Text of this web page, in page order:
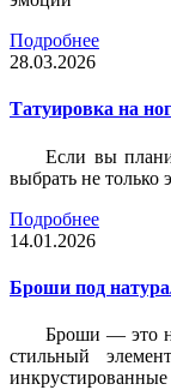
Подробнее
28.03.2026
Татуировка на
Если вы
выбрать не только
Подробнее
14.01.2026
Броши под
Броши — это
стильный